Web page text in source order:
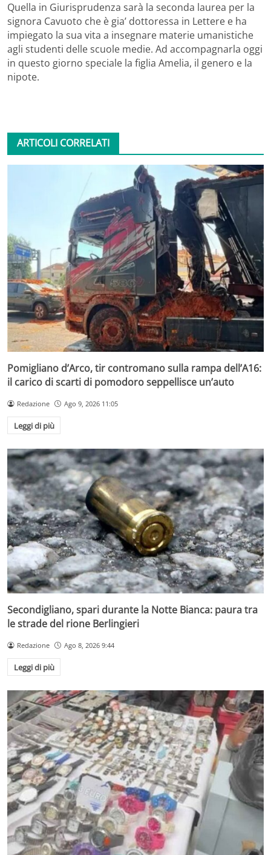
Quella in Giurisprudenza sarà la seconda laurea per la
signora Cavuoto che è gia’ dottoressa in Lettere e ha
impiegato la sua vita a insegnare materie umanistiche
agli studenti delle scuole medie. Ad accompagnarla oggi
in questo giorno speciale la figlia Amelia, il genero e la
nipote.
ARTICOLI CORRELATI
Pomigliano d’Arco, tir contromano sulla rampa dell’A16:
il carico di scarti di pomodoro seppellisce un’auto
Redazione Ago 9, 2026 11:05
Leggi di più
Secondigliano, spari durante la Notte Bianca: paura tra
le strade del rione Berlingieri
Redazione Ago 8, 2026 9:44
Leggi di più